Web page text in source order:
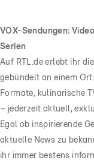
VOX-Sendungen:
Serien
Auf RTL.de erlebt ihr
gebündelt an einem
Formate, kulinarische
– jederzeit aktuell,
Egal ob inspirierende
aktuelle News zu
ihr immer bestens